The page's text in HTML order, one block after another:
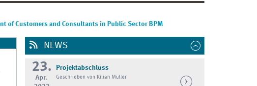
of Customers and Consultants in Public Sector BPM
NEWS
23.
Apr.
Projektabschluss
Geschrieben von Kilian Müller